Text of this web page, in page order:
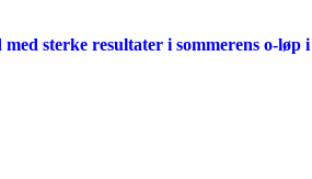
sterke resultater i sommerens o-løp i